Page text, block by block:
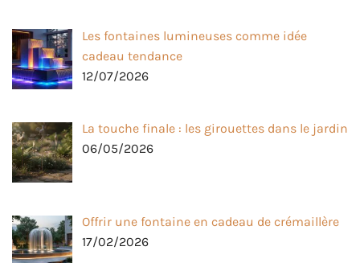
Les fontaines lumineuses comme idée
cadeau tendance
12/07/2026
La touche finale : les girouettes dans le jardin
06/05/2026
Offrir une fontaine en cadeau de crémaillère
17/02/2026